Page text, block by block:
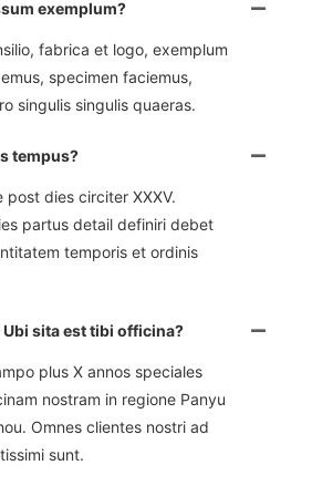
exemplum?
fabrica et logo, exemplum
specimen faciemus,
singulis singulis quaeras.
tempus?
post dies circiter XXXV.
partus detail definiri debet
temporis et ordinis
sita est tibi officina?
plus X annos speciales
nostram in regione Panyu
Omnes clientes nostri ad
sunt.